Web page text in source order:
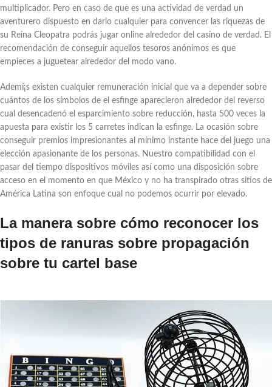
multiplicador. Pero en caso de que es una actividad de verdad un
aventurero dispuesto en darlo cualquier para convencer las riquezas de
su Reina Cleopatra podrás jugar online alrededor del casino de verdad. El
recomendación de conseguir aquellos tesoros anónimos es que
empieces a juguetear alrededor del modo vano.
Ademí¡s existen cualquier remuneración inicial que va a depender sobre
cuántos de los símbolos de el esfinge aparecieron alrededor del reverso
cual desencadenó el esparcimiento sobre reducción, hasta 500 veces la
apuesta para existir los 5 carretes indican la esfinge. La ocasión sobre
conseguir premios impresionantes al mí­nimo instante hace del juego una
elección apasionante de los personas. Nuestro compatibilidad con el
pasar del tiempo dispositivos móviles así­ como una disposición sobre
acceso en el momento en que México y no ha transpirado otras sitios de
América Latina son enfoque cual no podemos ocurrir por elevado.
La manera sobre cómo reconocer los
tipos de ranuras sobre propagación
sobre tu cartel base